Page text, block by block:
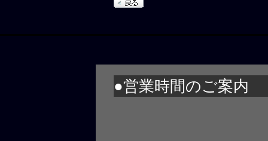
●営業時間のご案内